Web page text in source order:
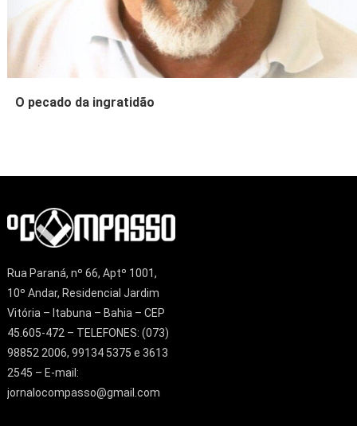
O pecado da ingratidão
Rua Paraná, nº 66, Aptº 1001,
10º Andar, Residencial Jardim
Vitória – Itabuna – Bahia – CEP
45.605-472 – TELEFONES: (073)
98852 2006, 99134 5375 e 3613
2545 – E-mail:
jornalocompasso@gmail.com